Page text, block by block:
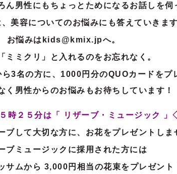
ん男性にもちょっとためになるお話しを伺
美容についてのお悩みにも答えていきます
お悩みはkids@kmix.jpへ。
ミミクリ」と入れるのをお忘れなく。
3名の方に、1000円分のQUOカードをプ
く男性からのお悩みもお待ちしています！
２５分は「 リザーブ・ミュージック
ブして大切な方に、お花をプレゼントしま
ブミュージックに採用された方には
サムから 3,000円相当の花束をプレゼント